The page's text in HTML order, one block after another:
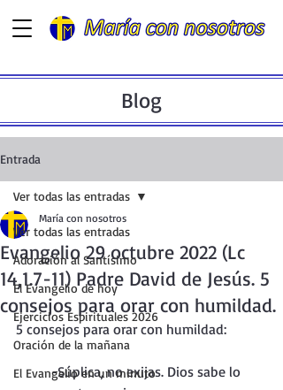
Blog
Entrada
Ver todas las entradas
Adoración al Santísimo
El Evangelio de hoy
Ejercicios Espirituales 2026
Oración de la mañana
El Evangelio en un minuto
Ver todas las entradas
Evangelio 29 octubre 2022 (Lc
14,1.7-11) Padre David de Jesús. 5
consejos para orar con humildad.
María con nosotros
5 consejos para orar con humildad:
-Súplica, no exijas. Dios sabe lo